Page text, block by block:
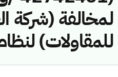
لمخالفة (شركة
للمقاولات)